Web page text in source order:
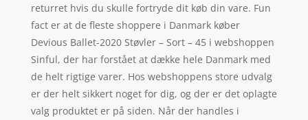
returret hvis du skulle fortryde dit køb din vare. Fun
fact er at de fleste shoppere i Danmark køber
Devious Ballet-2020 Støvler – Sort – 45 i webshoppen
Sinful, der har forstået at dække hele Danmark med
de helt rigtige varer. Hos webshoppens store udvalg
er der helt sikkert noget for dig, og der er det oplagte
valg produktet er på siden. Når der handles i